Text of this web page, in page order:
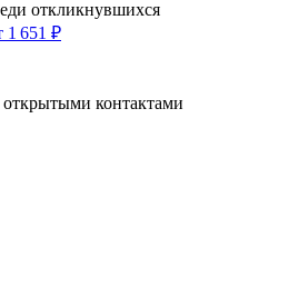
откликнувшихся
1 651 ₽
контактами